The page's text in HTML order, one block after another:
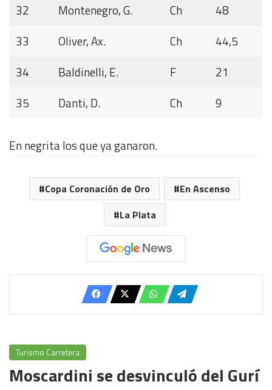
32
Montenegro, G. Ch
48
33
Oliver, Ax. Ch
44,5
34
Baldinelli, E. F
21
35
Danti, D. Ch 9
En negrita los que ya ganaron.
Copa Coronación de Oro
En Ascenso
La Plata